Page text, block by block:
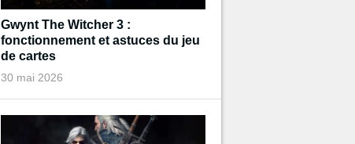
Gwynt The Witcher 3 :
fonctionnement et astuces du jeu
de cartes
30 mai 2026